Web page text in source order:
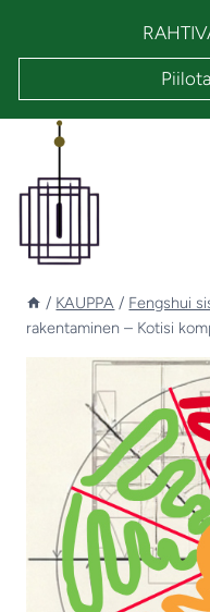
/ KAUPPA / Fengshui
rakentaminen – Kotisi